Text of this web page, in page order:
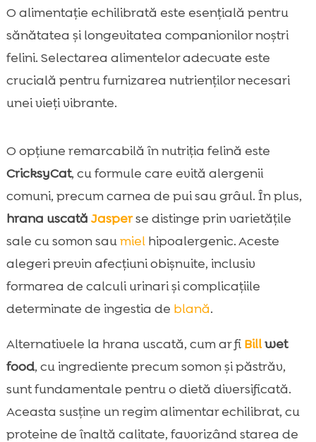
O alimentație echilibrată este esențială pentru
sănătatea și longevitatea companionilor noștri
felini. Selectarea alimentelor adecvate este
crucială pentru furnizarea nutrienților necesari
unei vieți vibrante.
O opțiune remarcabilă în nutriția felină este
CricksyCat, cu formule care evită alergenii
comuni, precum carnea de pui sau grâul. În plus,
hrana uscată Jasperse distinge prin varietățile
sale cu somon saumielhipoalergenic. Aceste
alegeri previn afecțiuni obișnuite, inclusiv
formarea de calculi urinari și complicațiile
determinate de ingestia de blană.
Alternativele la hrana uscată, cum ar fi Billwet
food, cu ingrediente precum somon și păstrăv,
sunt fundamentale pentru o dietă diversificată.
Aceasta susține un regim alimentar echilibrat, cu
proteine de înaltă calitate, favorizând starea de